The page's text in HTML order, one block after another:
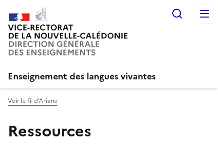
Enseignement des langues vivantes
Voir le fil d’Ariane
Ressources